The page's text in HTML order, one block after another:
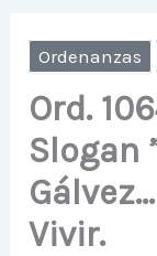
Ordenanzas
Ord.
Slogan
Vivir.